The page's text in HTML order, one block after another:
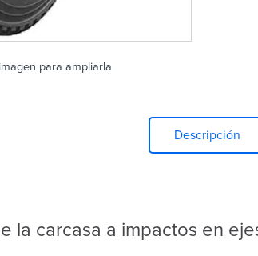
para ampliarla
Descripción
la carcasa a impactos en